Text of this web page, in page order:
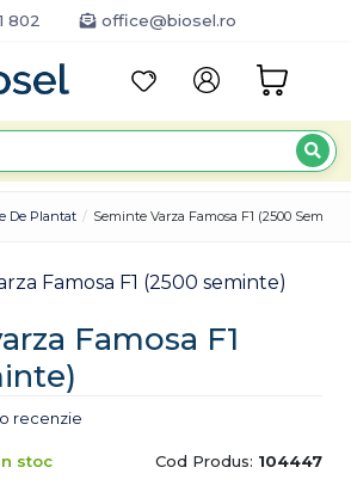
802 office@biosel.ro
De Plantat Seminte Varza Famosa F1 (2500
Famosa F1
recenzie
stoc Cod Produs: 104447